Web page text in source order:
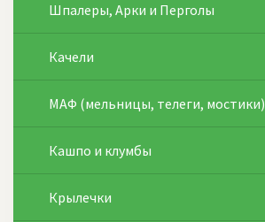
Шпалеры, Арки и Перголы
Качели
МАФ (мельницы, телеги, мостики)
Кашпо и клумбы
Крылечки